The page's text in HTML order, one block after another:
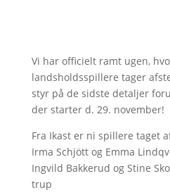
Vi har officielt ramt ugen,
landsholdsspillere tager
styr på de sidste detaljer
der starter d. 29. november!
Fra Ikast er ni spillere taget
Irma Schjött og Emma
Ingvild Bakkerud og Stine
trup